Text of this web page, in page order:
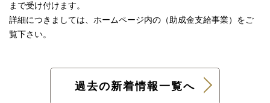
まで受け付けます。
詳細につきましては、ホームページ内の（助成金支給事業）をご
覧下さい。
過去の新着情報一覧へ